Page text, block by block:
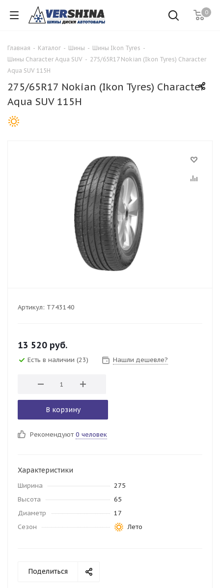
0
Главная - Каталог - Шины - Шины Ikon Tyres -
Шины Character Aqua SUV - 275/65R17 Nokian (Ikon Tyres) Character
Aqua SUV 115H
275/65R17 Nokian (Ikon Tyres) Character
Aqua SUV 115H
Артикул: T743140
13 520 руб.
Есть в наличии (23) Нашли дешевле?
В корзину
Рекомендуют 0 человек
Характеристики
Ширина
275
Высота
65
Диаметр
17
Сезон
Лето
Поделиться